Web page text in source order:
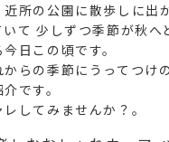
近所の公園に散歩しに出
て 少しずつ季節が秋へ
日この頃です。
らの季節にうってつけ
です。
してみませんか？。